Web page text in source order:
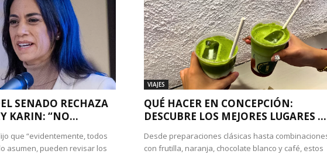
SENADO RECHAZA
KARIN: “NO...
que “evidentemente, todos
asumen, pueden revisar los
VIAJES
QUÉ HACER EN CONCEPCIÓN:
DESCUBRE LOS MEJORES LUGARES ...
Desde preparaciones clásicas hasta
con frutilla, naranja, chocolate blanco y café, estos